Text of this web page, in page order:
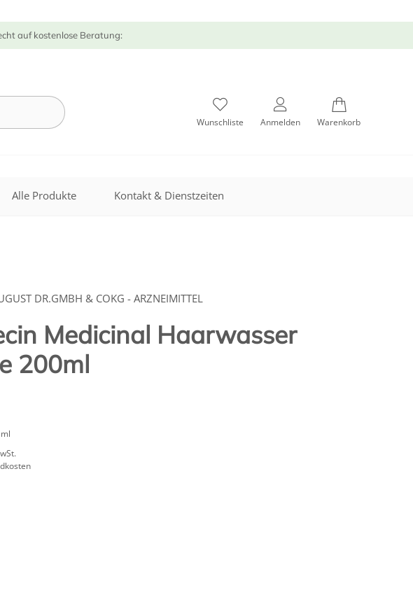
auf kostenlose Beratung:
Wunschliste Anmelden Warenkorb
Alle Produkte Kontakt & Dienstzeiten
DR.GMBH & COKG - ARZNEIMITTEL
Medicinal Haarwasser
200ml